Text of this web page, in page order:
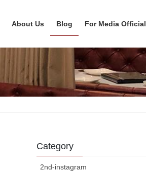
About Us Blog For Media Official
Category
2nd-instagram